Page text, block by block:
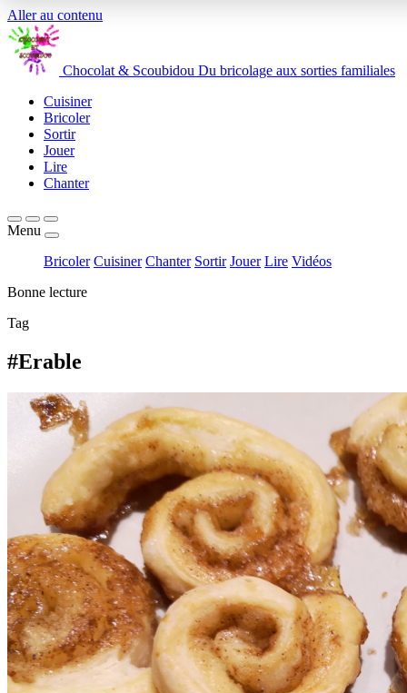
Aller au contenu
Chocolat & Scoubidou Du bricolage aux sorties familiales
Cuisiner
Bricoler
Sortir
Jouer
Lire
Chanter
Menu
Bricoler Cuisiner Chanter Sortir Jouer Lire Vidéos
Bonne lecture
Tag
#Erable